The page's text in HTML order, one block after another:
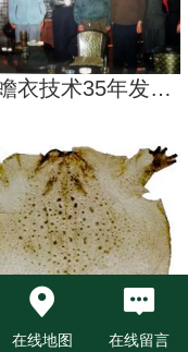
采集蟾衣技术35年发展回顾与展望
在线地图 在线留言